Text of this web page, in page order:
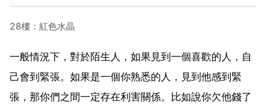
28樓：紅色水晶
一般情況下，對於陌生人，如果見到一個喜歡的人，自
己會到緊張。如果是一個你熟悉的人，見到他感到緊
張，那你們之間一定存在利害關係。比如說你欠他錢了